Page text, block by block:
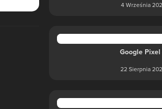
4 Września
Google
22 Sierpnia